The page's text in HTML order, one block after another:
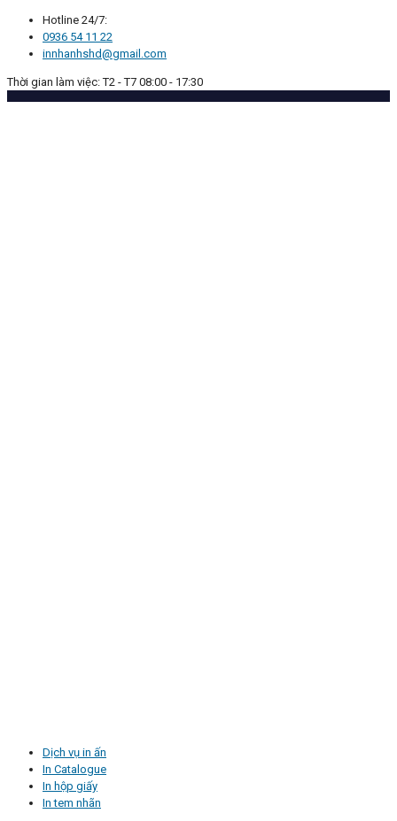
Hotline 24/7:
0936 54 11 22
innhanhshd@gmail.com
Thời gian làm việc: T2 - T7 08:00 - 17:30
Dịch vụ in ấn
In Catalogue
In hộp giấy
In tem nhãn